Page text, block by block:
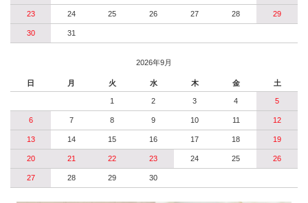
23 24 25 26 27 28 29
30 31
2026年9月
日 月 火 水 木 金 土
1 2 3 4 5
6 7 8 9 10 11 12
13 14 15 16 17 18 19
20 21 22 23 24 25 26
27 28 29 30